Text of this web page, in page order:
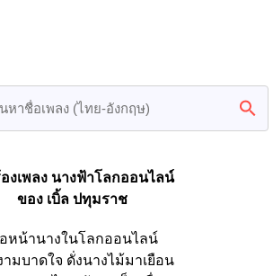
องเพลง นางฟ้าโลกออนไลน์
ของ เบิ้ล ปทุมราช
อหน้านางในโลกออนไลน์
ามบาดใจ ดั่งนางไม้มาเยือน